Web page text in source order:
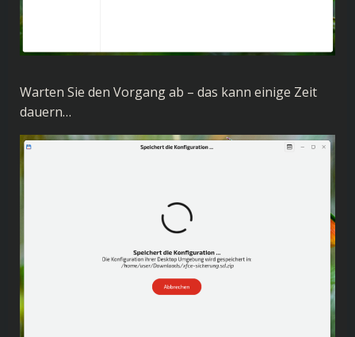
Warten Sie den Vorgang ab – das kann einige Zeit
dauern…